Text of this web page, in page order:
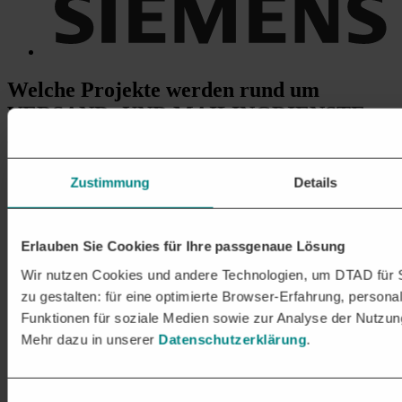
Zustimmung Details
Erlauben Sie Cookies für Ihre passgenaue Lösung
Wir nutzen Cookies und andere Technologien, um DTAD
zu gestalten: für eine optimierte Browser-Erfahrung,
Funktionen für soziale Medien sowie zur Analyse der
Mehr dazu in unserer Datenschutzerklärung.
Welche Projekte werden rund um
VERSAND- UND MAILINGDIENSTE
Direktmailing und Postversand
Bereitstellung von Lösungen für den Versand von
Werbematerialien, Katalogen, Prospekten und personalisierten
Einschreiben und Expressversand
Organisation von sicherem Versand für wichtige Dokumente
und Pakete, einschließlich Einschreiben, Express- und
Kurierdiensten mit garantierten Lieferzeiten.
Verpackung und Versandvorbereitung
Professionelle Verpackung von Waren und Produkten,
inklusive Etikettierung, Adressierung und